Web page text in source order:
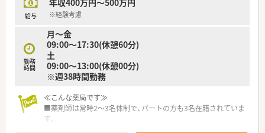
給与 ※経験考慮
勤務
時間
月～金
09:00～17:30(休憩60分)
土
09:00～13:00(休憩00分)
※週38時間勤務
≪こんな薬局です≫
■薬剤師は常時2～3名体制で、パートの方も3名在籍されていま
す。